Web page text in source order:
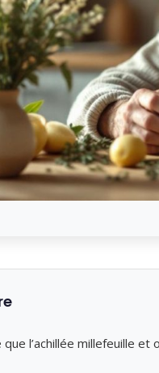
que l’achillée millefeuille et